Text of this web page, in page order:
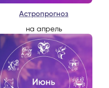
Астропрогноз
на апрель